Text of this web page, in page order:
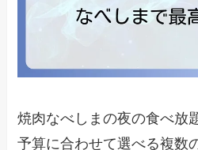
焼肉なべしまの夜の食べ放
予算に合わせて選べる複数